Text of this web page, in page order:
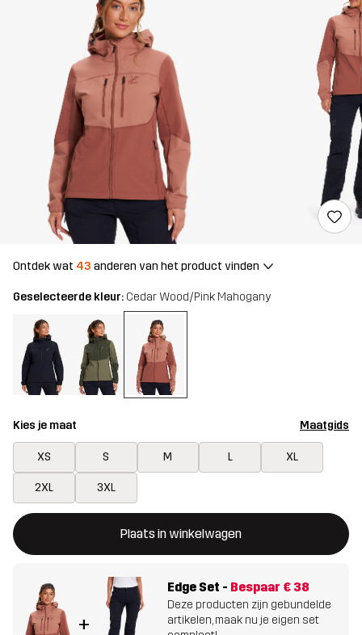
Ontdek wat 43 anderen van het product vinden
Geselecteerde kleur: Cedar Wood/Pink Mahogany
Kies je maat Maatgids
XS S M L XL
2XL 3XL
Plaats in winkelwagen
Deze knop opent een modal met de bevestiging van een
{{size}} niet beschikbaar
+
Edge Set - Bespaar € 38
Deze producten zijn gebundelde
artikelen, maak nu je eigen set